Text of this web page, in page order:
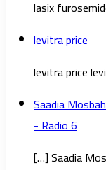
lasix
levitra price
levitra price
Saadia
- Radio 6
[…] Saadia